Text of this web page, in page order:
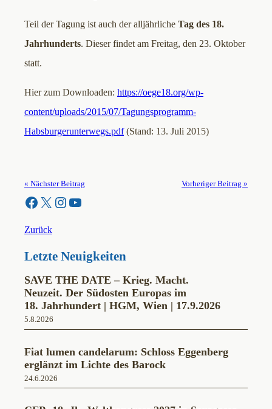
Teil der Tagung ist auch der alljährliche Tag des 18.
Jahrhunderts. Dieser findet am Freitag, den 23. Oktober
statt.
Hier zum Downloaden: https://oege18.org/wp-
content/uploads/2015/07/Tagungsprogramm-
Habsburgerunterwegs.pdf(Stand: 13. Juli 2015)
« Nächster Beitrag Vorheriger Beitrag »
Facebook X Instagram YouTube
Zurück
Letzte Neuigkeiten
SAVE THE DATE – Krieg. Macht.
Neuzeit. Der Südosten Europas im
18. Jahrhundert | HGM, Wien | 17.9.2026
5.8.2026
Fiat lumen candelarum: Schloss Eggenberg
erglänzt im Lichte des Barock
24.6.2026